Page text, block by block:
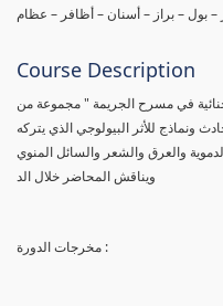
بول – براز – أسنان – أظافر – عظام
Course Description
الجنائية في مسرح الجريمة " مجموعة من
ونماذج للأثر البيولوجي الذي يتركه
والعرق والشعر والسائل المنوي
ويناقش المحاضر خلال الد
مخرجات الدورة :